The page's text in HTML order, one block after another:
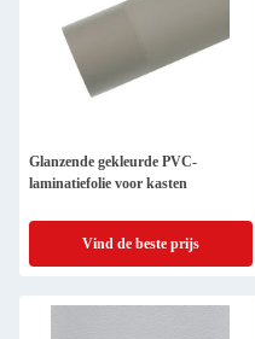
Glanzende gekleurde PVC-
laminatiefolie voor kasten
Vind de beste prijs